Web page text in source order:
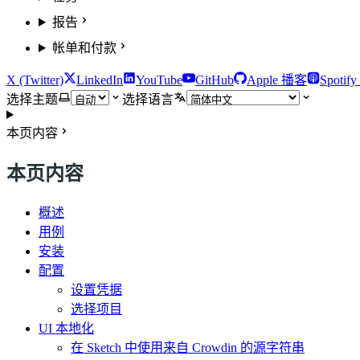
报告
帐单和付款
X (Twitter) LinkedIn YouTube GitHub Apple 播客
选择主题
选择语言
本页内容
本页内容
概述
用例
安装
配置
设置凭据
选择项目
UI 本地化
在 Sketch 中使用来自 Crowdin 的源字符串